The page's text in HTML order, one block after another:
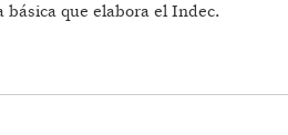
básica que elabora el Indec.